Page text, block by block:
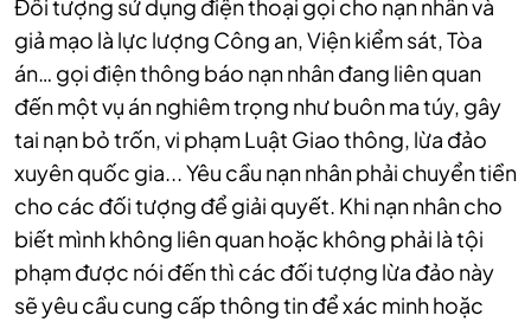
Đối tượng sử dụng điện thoại gọi cho nạn nhân và
giả mạo là lực lượng Công an, Viện kiểm sát, Tòa
án… gọi điện thông báo nạn nhân đang liên quan
đến một vụ án nghiêm trọng như buôn ma túy, gây
tai nạn bỏ trốn, vi phạm Luật Giao thông, lừa đảo
xuyên quốc gia... Yêu cầu nạn nhân phải chuyển tiền
cho các đối tượng để giải quyết. Khi nạn nhân cho
biết mình không liên quan hoặc không phải là tội
phạm được nói đến thì các đối tượng lừa đảo này
sẽ yêu cầu cung cấp thông tin để xác minh hoặc